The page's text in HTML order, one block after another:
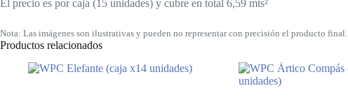
El precio es por caja (15 unidades) y cubre en total 6,59 mts²
Nota: Las imágenes son ilustrativas y pueden no representar con precisión el producto final.
Productos relacionados